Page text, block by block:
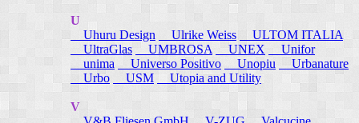
U
Uhuru Design
Ulrike Weiss
ULTOM ITALIA
UltraGlas
UMBROSA UNEX
Unifor
unima
Universo Positivo Unopiu
Urbanature
Urbo
USM Utopia and Utility
V